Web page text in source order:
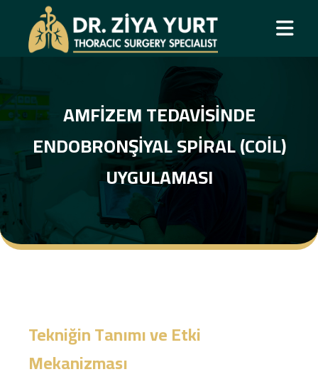
AMFIZEM TEDAVISINDE
ENDOBRONŞIYAL SPIRAL (COIL)
UYGULAMASI
Tekniğin Tanımı ve Etki
Mekanizması